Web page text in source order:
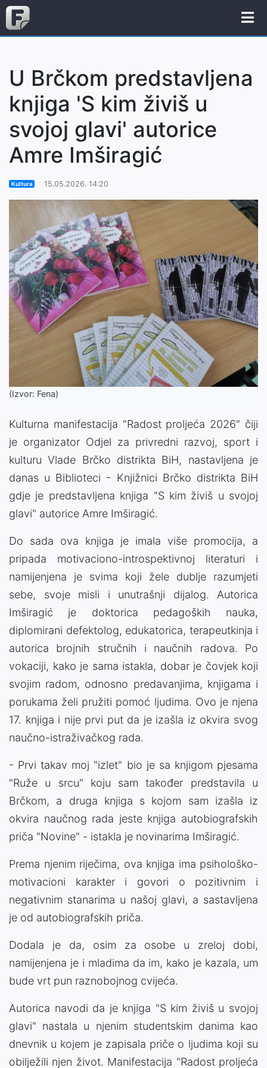
U Brčkom predstavljena
knjiga 'S kim živiš u
svojoj glavi' autorice
Amre Imširagić
Kultura 15.05.2026. 14:20
(Izvor: Fena)
Kulturna manifestacija "Radost proljeća 2026" čiji
je organizator Odjel za privredni razvoj, sport i
kulturu Vlade Brčko distrikta BiH, nastavljena je
danas u Biblioteci - Knjižnici Brčko distrikta BiH
gdje je predstavljena knjiga "S kim živiš u svojoj
glavi" autorice Amre Imširagić.
Do sada ova knjiga je imala više promocija, a
pripada motivaciono-introspektivnoj literaturi i
namijenjena je svima koji žele dublje razumjeti
sebe, svoje misli i unutrašnji dijalog. Autorica
Imširagić je doktorica pedagoških nauka,
diplomirani defektolog, edukatorica, terapeutkinja i
autorica brojnih stručnih i naučnih radova. Po
vokaciji, kako je sama istakla, dobar je čovjek koji
svojim radom, odnosno predavanjima, knjigama i
porukama želi pružiti pomoć ljudima. Ovo je njena
17. knjiga i nije prvi put da je izašla iz okvira svog
naučno-istraživačkog rada.
- Prvi takav moj "izlet" bio je sa knjigom pjesama
"Ruže u srcu" koju sam također predstavila u
Brčkom, a druga knjiga s kojom sam izašla iz
okvira naučnog rada jeste knjiga autobiografskih
priča "Novine" - istakla je novinarima Imširagić.
Prema njenim riječima, ova knjiga ima psihološko-
motivacioni karakter i govori o pozitivnim i
negativnim stanarima u našoj glavi, a sastavljena
je od autobiografskih priča.
Dodala je da, osim za osobe u zreloj dobi,
namijenjena je i mladima da im, kako je kazala, um
bude vrt pun raznobojnog cvijeća.
Autorica navodi da je knjiga "S kim živiš u svojoj
glavi" nastala u njenim studentskim danima kao
dnevnik u kojem je zapisala priče o ljudima koji su
obilježili njen život. Manifestacija "Radost proljeća